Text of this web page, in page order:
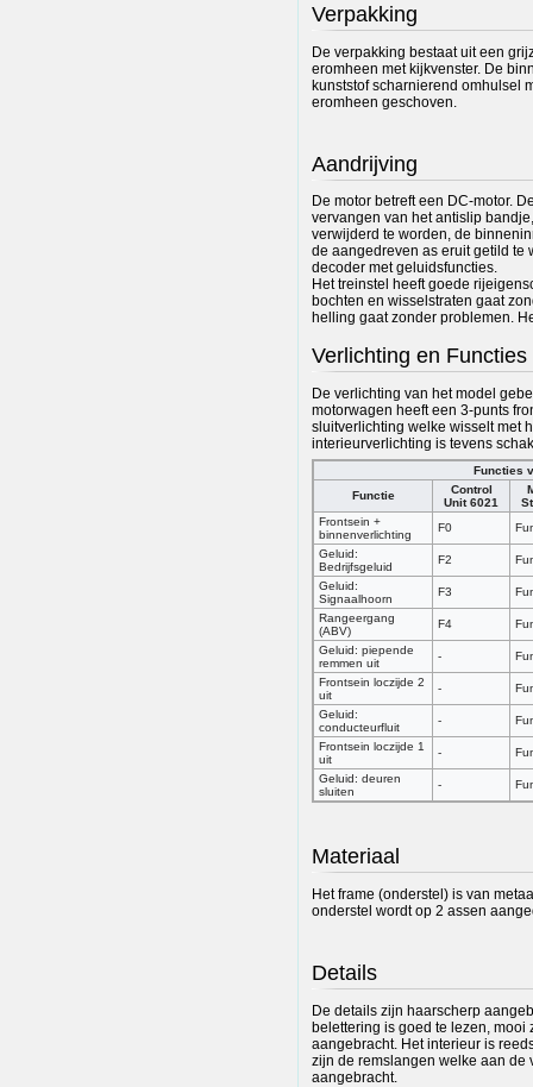
Verpakking
De verpakking bestaat uit een
eromheen met kijkvenster. De
kunststof scharnierend omhulsel
eromheen geschoven.
Aandrijving
De motor betreft een DC-motor.
vervangen van het antislip
verwijderd te worden, de
de aangedreven as eruit getild te
decoder met geluidsfuncties.
Het treinstel heeft goede
bochten en wisselstraten gaat
helling gaat zonder problemen.
Verlichting en Functies
De verlichting van het model
motorwagen heeft een 3-punts
sluitverlichting welke wisselt met
interieurverlichting is tevens
Functies
Functie
Control
Unit 6021
Frontsein +
binnenverlichting
F0
Geluid:
Bedrijfsgeluid
F2
Geluid:
Signaalhoorn
F3
Rangeergang
(ABV)
F4
Geluid: piepende
remmen uit
-
Frontsein loczijde 2
uit
-
Geluid:
conducteurfluit
-
Frontsein loczijde 1
uit
-
Geluid: deuren
sluiten
-
Materiaal
Het frame (onderstel) is van
onderstel wordt op 2 assen
Details
De details zijn haarscherp
belettering is goed te lezen,
aangebracht. Het interieur is
zijn de remslangen welke aan de
aangebracht.